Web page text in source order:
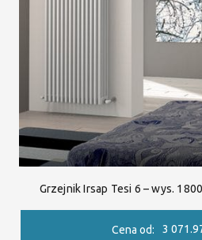
Grzejnik Irsap Tesi 6 – wys.
Cena od: 3